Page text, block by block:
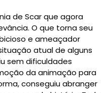
de Scar que agora
O que torna seu
e ameaçador
atual de alguns
sem dificuldades
da animação para
conseguiu abranger